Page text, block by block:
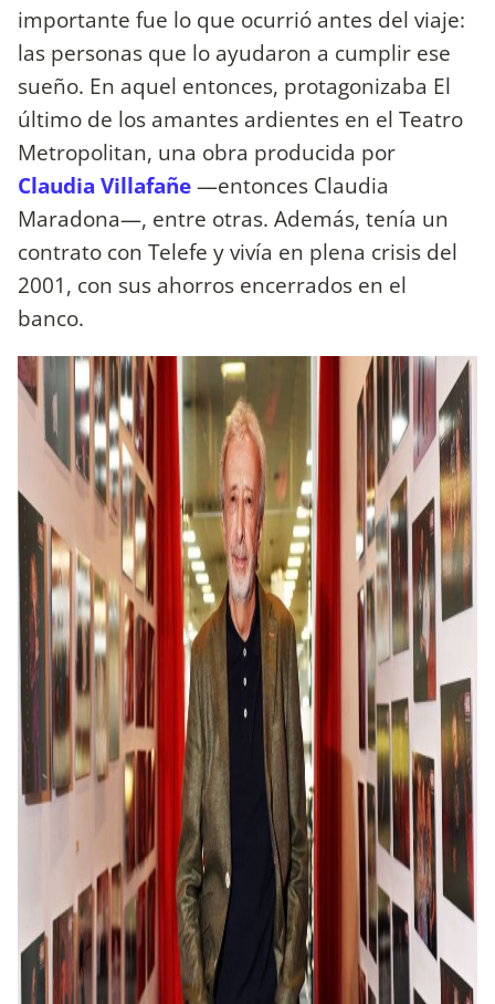
importante fue lo que ocurrió antes del viaje:
las personas que lo ayudaron a cumplir ese
sueño. En aquel entonces, protagonizaba El
último de los amantes ardientes en el Teatro
Metropolitan, una obra producida por
Claudia Villafañe—entonces Claudia
Maradona—, entre otras. Además, tenía un
contrato con Telefe y vivía en plena crisis del
2001, con sus ahorros encerrados en el
banco.